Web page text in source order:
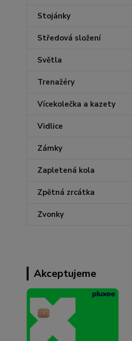
Stojánky
Středová složení
Světla
Trenažéry
Vícekolečka a kazety
Vidlice
Zámky
Zapletená kola
Zpětná zrcátka
Zvonky
Akceptujeme